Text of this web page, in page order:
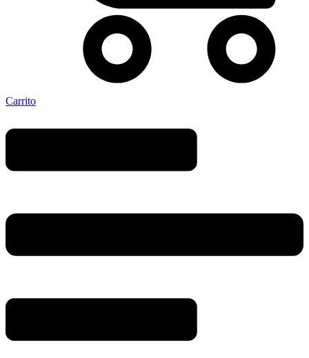
Carrito